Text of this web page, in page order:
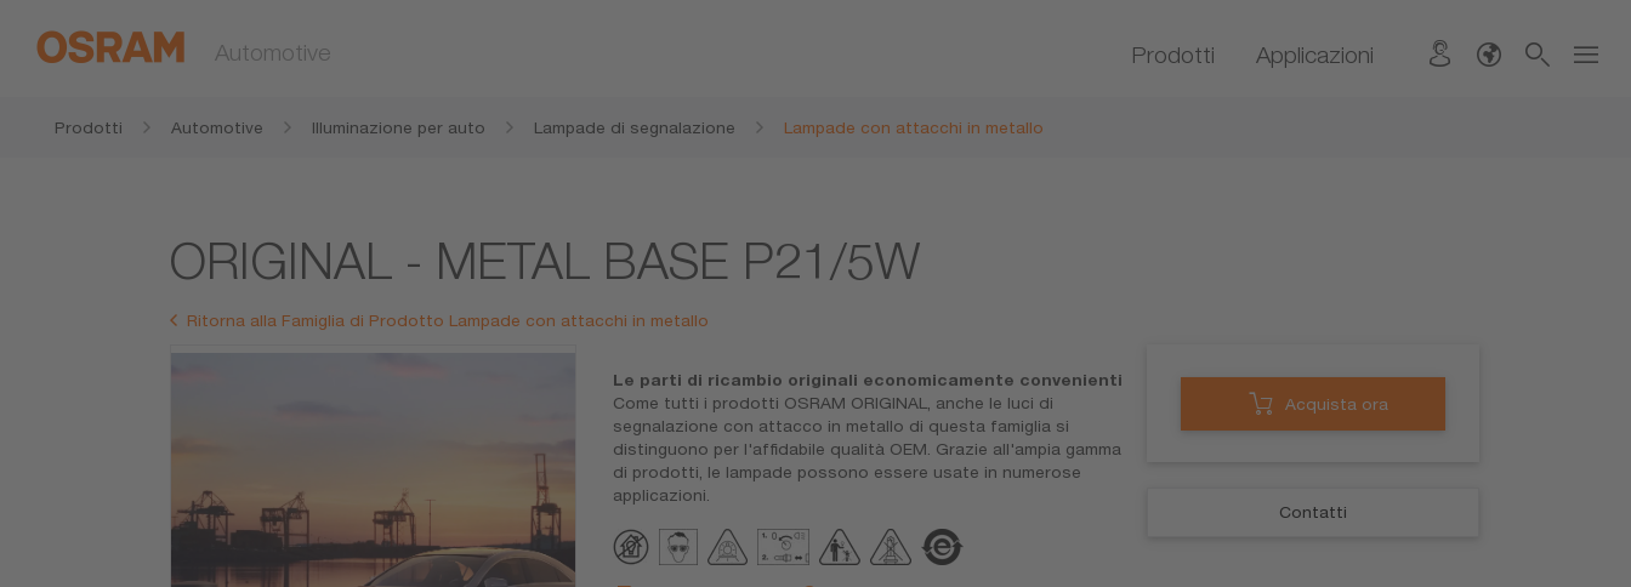
Automotive Prodotti Applicazioni
Prodotti Automotive Illuminazione per auto Lampade di segnalazione Lampade con attacchi in metallo
ORIGINAL - METAL BASE P21/5W
Ritorna alla Famiglia di Prodotto Lampade con attacchi in metallo
Le parti di ricambio originali economicamente convenienti
Come tutti i prodotti OSRAM ORIGINAL, anche le luci di
segnalazione con attacco in metallo di questa famiglia si
distinguono per l'affidabile qualità OEM. Grazie all'ampia gamma
di prodotti, le lampade possono essere usate in numerose
applicazioni.
Acquista ora
Contatti